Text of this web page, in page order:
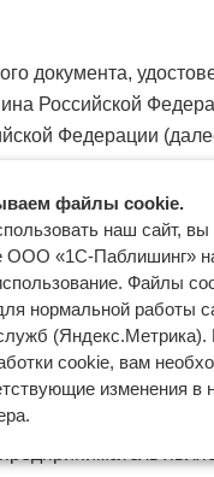
документа,
Российской
Федерации
если
гражданином
или
документа,
гражданина (в
файлы cookie.
наш сайт,
ООО «1С-Паблишинг»
Файлы
нормальной работы
(Яндекс.Метрика).
cookie, вам
изменения в